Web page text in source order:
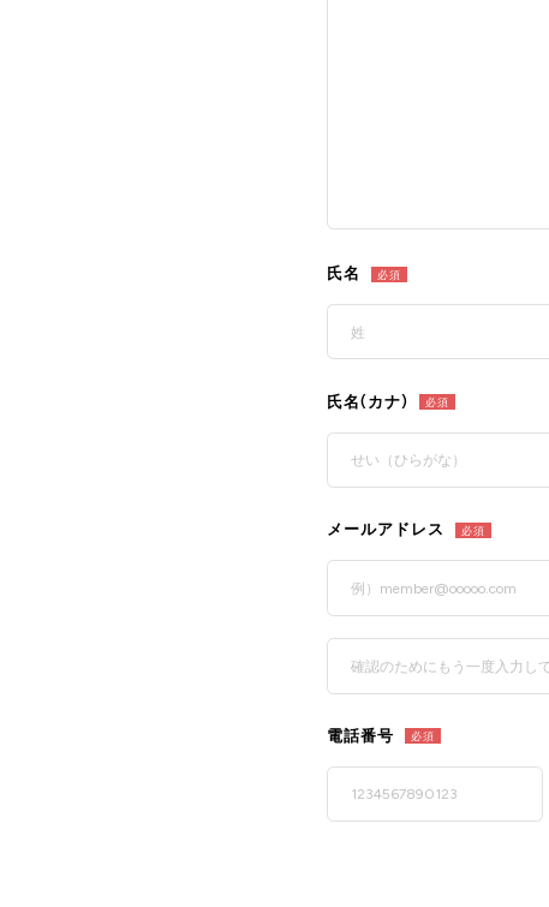
氏名 必須
氏名(カナ) 必須
メールアドレス 必須
電話番号 必須